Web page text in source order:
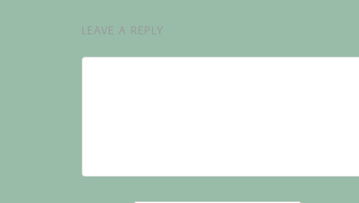
LEAVE A REPLY